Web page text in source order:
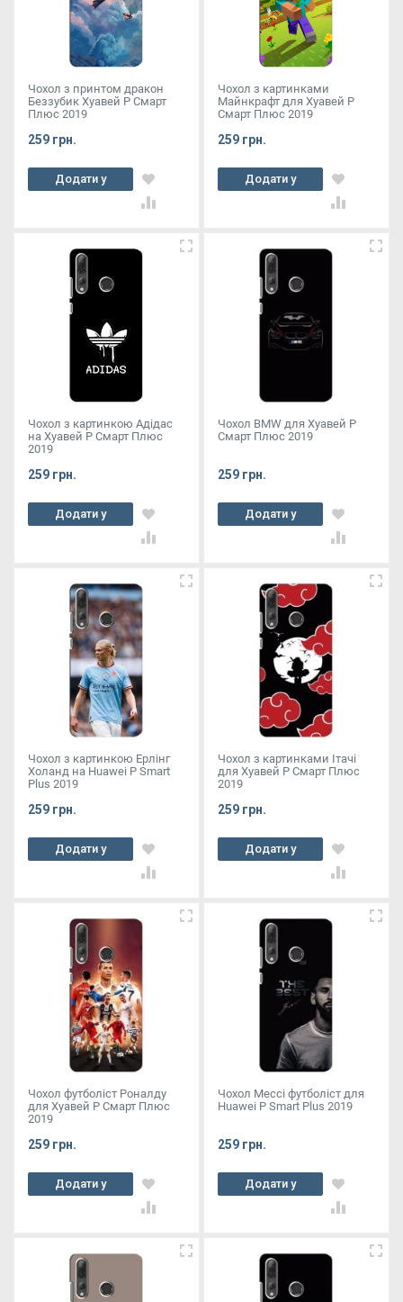
Чохол з принтом дракон
Беззубик Хуавей Р Смарт
Плюс 2019
259 грн.
Додати у
кошик
Чохол з картинками
Майнкрафт для Хуавей Р
Смарт Плюс 2019
259 грн.
Додати у
кошик
Чохол з картинкою Адідас
на Хуавей Р Смарт Плюс
2019
259 грн.
Додати у
кошик
Чохол BMW для Хуавей Р
Смарт Плюс 2019
259 грн.
Додати у
кошик
Чохол з картинкою Ерлінг
Холанд на Huawei P Smart
Plus 2019
259 грн.
Додати у
кошик
Чохол з картинками Ітачі
для Хуавей Р Смарт Плюс
2019
259 грн.
Додати у
кошик
Чохол футболіст Роналду
для Хуавей Р Смарт Плюс
2019
259 грн.
Додати у
кошик
Чохол Мессі футболіст для
Huawei P Smart Plus 2019
259 грн.
Додати у
кошик